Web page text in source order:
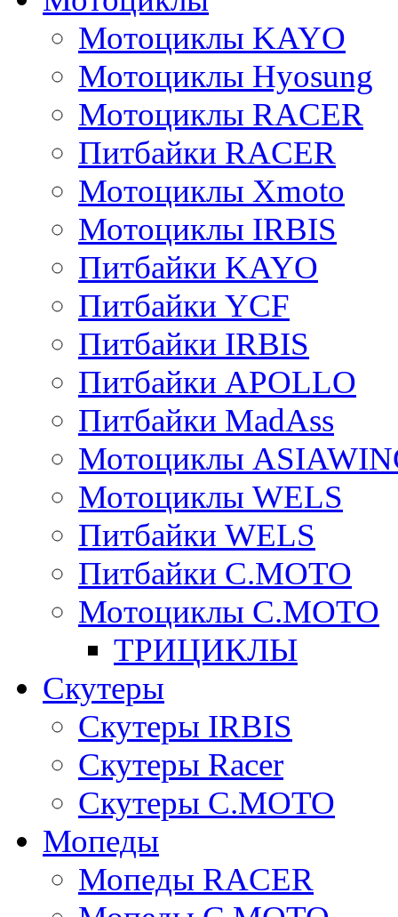
Мотоциклы KAYO
Мотоциклы Hyosung
Мотоциклы RACER
Питбайки RACER
Мотоциклы Xmoto
Мотоциклы IRBIS
Питбайки KAYO
Питбайки YCF
Питбайки IRBIS
Питбайки APOLLO
Питбайки MadAss
Мотоциклы
Мотоциклы WELS
Питбайки WELS
Питбайки C.MOTO
Мотоциклы C.MOTO
ТРИЦИКЛЫ
Скутеры
Скутеры IRBIS
Скутеры Racer
Скутеры C.MOTO
Мопеды
Мопеды RACER